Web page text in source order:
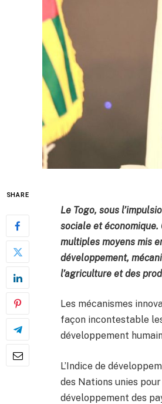
SHARE
Le Togo, sous
sociale et
multiples moyens mis
développement,
l’agriculture et des
Les mécanismes
façon incontestable
développement
L’Indice de
des Nations unies
développement des